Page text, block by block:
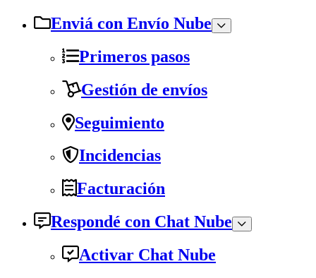
Enviá con Envío Nube
Primeros pasos
Gestión de envíos
Seguimiento
Incidencias
Facturación
Respondé con Chat Nube
Activar Chat Nube